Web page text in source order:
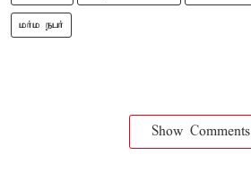
மர்ம நபர்
Show Comments